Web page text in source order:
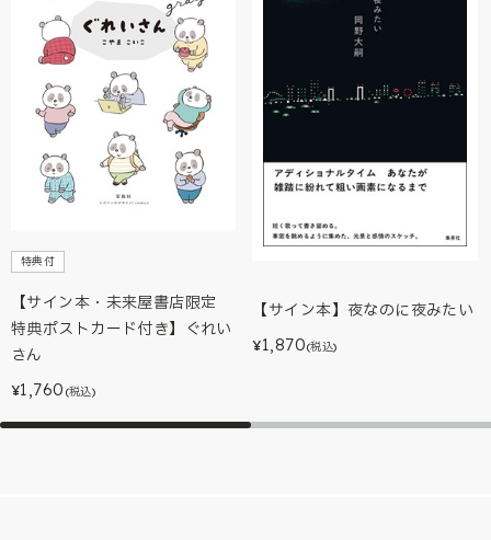
特典付
【サイン本・未来屋書店限定
特典ポストカード付き】ぐれい
さん
¥1,760 (税込)
【サイン本】夜なのに夜みたい
¥1,870(税込)